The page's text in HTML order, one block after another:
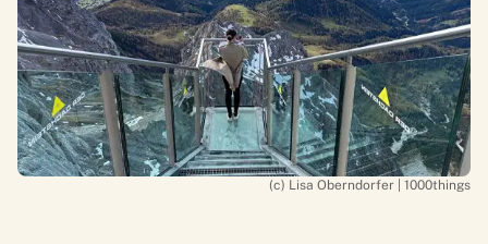
(c) Lisa Oberndorfer | 1000things